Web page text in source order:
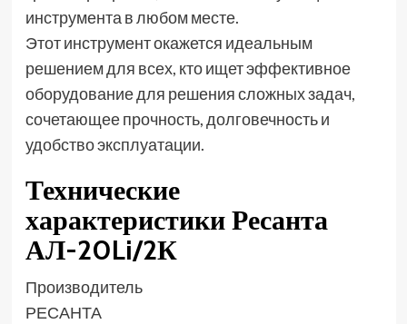
инструмента в любом месте.
Этот инструмент окажется идеальным
решением для всех, кто ищет эффективное
оборудование для решения сложных задач,
сочетающее прочность, долговечность и
удобство эксплуатации.
Технические
характеристики Ресанта
АЛ-20Li/2К
Производитель
РЕСАНТА